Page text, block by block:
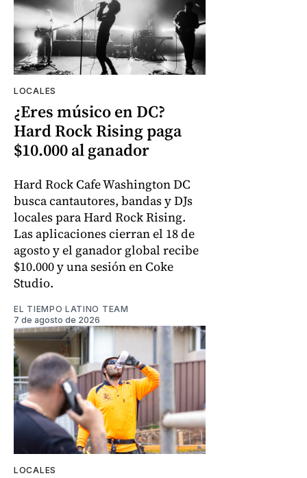
LOCALES
¿Eres músico en DC?
Hard Rock Rising paga
$10.000 al ganador
Hard Rock Cafe Washington DC
busca cantautores, bandas y DJs
locales para Hard Rock Rising.
Las aplicaciones cierran el 18 de
agosto y el ganador global recibe
$10.000 y una sesión en Coke
Studio.
EL TIEMPO LATINO TEAM
7 de agosto de 2026
LOCALES